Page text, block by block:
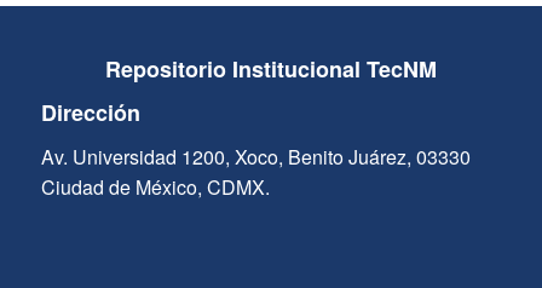
Repositorio Institucional TecNM
Dirección
Av. Universidad 1200, Xoco, Benito Juárez, 03330
Ciudad de México, CDMX.